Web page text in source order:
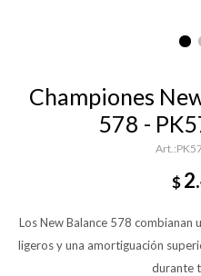
Championes
578 -
$
Los New Balance 578 combianan
ligeros y una amortiguación
durante